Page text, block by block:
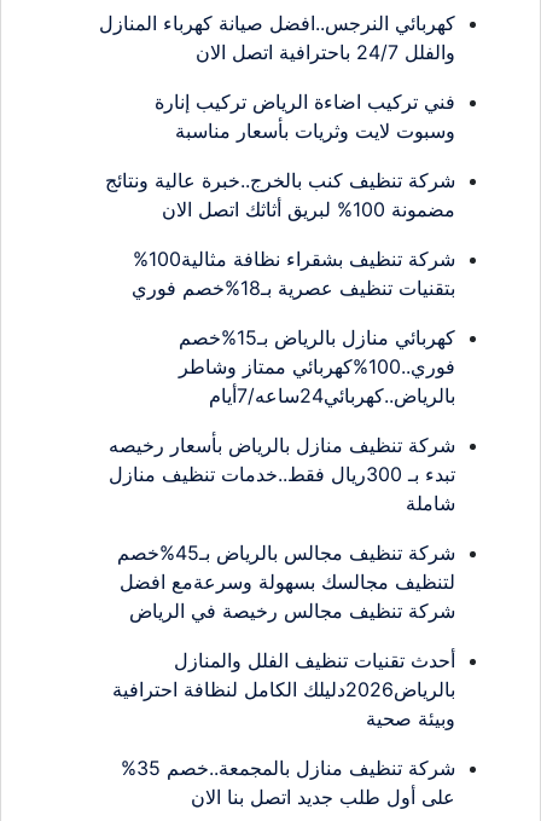
كهربائي النرجس..افضل صيانة كهرباء المنازل
والفلل 24/7 باحترافية اتصل الان
فني تركيب اضاءة الرياض تركيب إنارة
وسبوت لايت وثريات بأسعار مناسبة
شركة تنظيف كنب بالخرج..خبرة عالية ونتائج
مضمونة 100% لبريق أثاثك اتصل الان
شركة تنظيف بشقراء نظافة مثالية100%
بتقنيات تنظيف عصرية بـ18%خصم فوري
كهربائي منازل بالرياض بـ15%خصم
فوري..100%كهربائي ممتاز وشاطر
بالرياض..كهربائي24ساعه/7أيام
شركة تنظيف منازل بالرياض بأسعار رخيصه
تبدء بـ 300ريال فقط..خدمات تنظيف منازل
شاملة
شركة تنظيف مجالس بالرياض بـ45%خصم
لتنظيف مجالسك بسهولة وسرعةمع افضل
شركة تنظيف مجالس رخيصة في الرياض
أحدث تقنيات تنظيف الفلل والمنازل
بالرياض2026دليلك الكامل لنظافة احترافية
وبيئة صحية
شركة تنظيف منازل بالمجمعة..خصم 35%
على أول طلب جديد اتصل بنا الان